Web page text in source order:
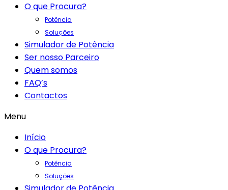
O que Procura?
Potência
Soluções
Simulador de Potência
Ser nosso Parceiro
Quem somos
FAQ’s
Contactos
Menu
Início
O que Procura?
Potência
Soluções